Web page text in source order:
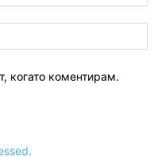
когато коментирам.